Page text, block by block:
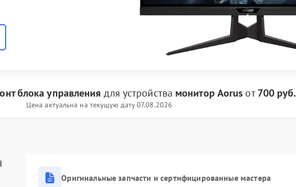
блока управления для устройства монитор Aorus от700 руб.
Цена актуальна на текущую дату 07.08.2026
Оригинальные запчасти и сертифицированные мастера